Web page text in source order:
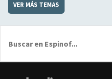
VER MÁS TEMAS